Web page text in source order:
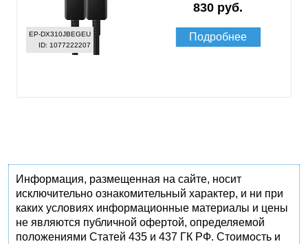
EP-DX310JBEGEU
ID: 1077222207
830 руб.
Подробнее
Информация, размещенная на сайте, носит
исключительно ознакомительный характер, и ни при
каких условиях информационные материалы и цены
не являются публичной офертой, определяемой
положениями Статей 435 и 437 ГК РФ. Стоимость и